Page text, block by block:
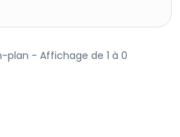
plan - Affichage de 1 à 0